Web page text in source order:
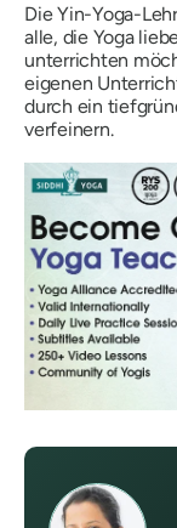
Die Yin-Yoga-
alle, die Yoga
unterrichten
eigenen
durch ein
verfeinern.